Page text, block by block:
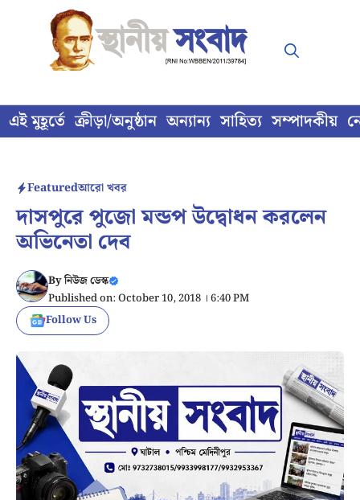
content
এই মুহূর্তে ক্রীড়া/অনুষ্ঠান অন্যান্য সাহিত্য সম্পাদকীয়
Featuredআরো খবর
দাসপুরে পুজো মন্ডপ উদ্বোধন করলেন
অভিনেতা দেব
Byনিউজ ডেস্ক
Published on: October 10, 2018 । 6:40 PM
Follow Us